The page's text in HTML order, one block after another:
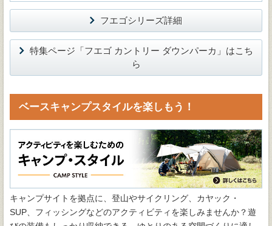
フエゴシリーズ詳細
特集ページ「フエゴ カントリー ダウンパーカ」はこち
ら
ベースキャンプスタイルを楽しもう！
キャンプサイトを拠点に、登山やサイクリング、カヤック・
SUP、フィッシングなどのアクティビティを楽しみませんか？遊